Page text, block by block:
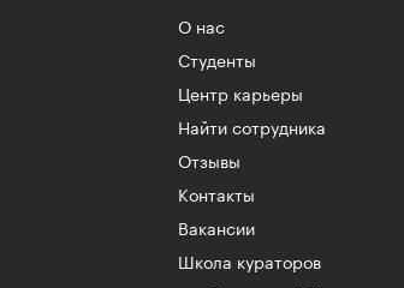
О нас
Студенты
Центр карьеры
Найти сотрудника
Отзывы
Контакты
Вакансии
Школа кураторов